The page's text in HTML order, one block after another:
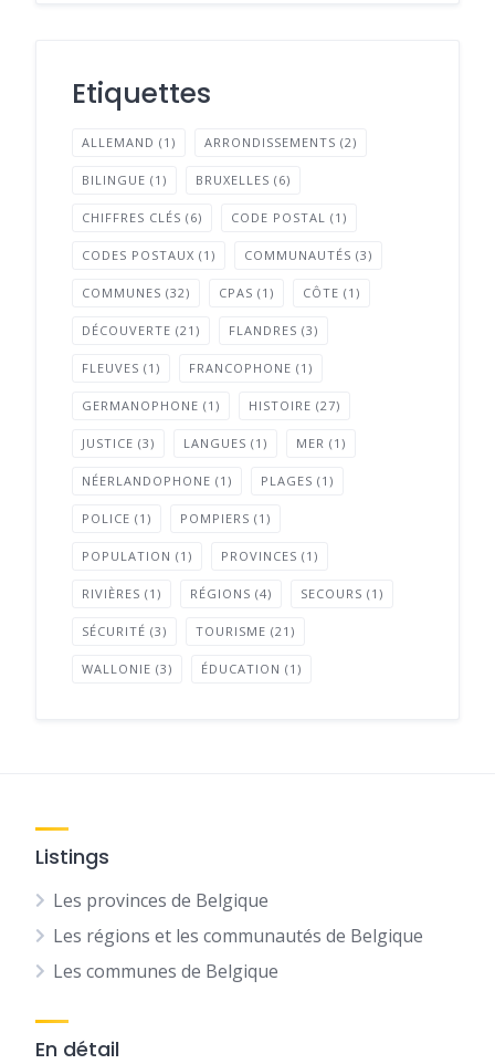
Etiquettes
ALLEMAND (1) ARRONDISSEMENTS (2)
BILINGUE (1) BRUXELLES (6)
CHIFFRES CLÉS (6) CODE POSTAL (1)
CODES POSTAUX (1) COMMUNAUTÉS (3)
COMMUNES (32) CPAS (1) CÔTE (1)
DÉCOUVERTE (21) FLANDRES (3)
FLEUVES (1) FRANCOPHONE (1)
GERMANOPHONE (1) HISTOIRE (27)
JUSTICE (3) LANGUES (1) MER (1)
NÉERLANDOPHONE (1) PLAGES (1)
POLICE (1) POMPIERS (1)
POPULATION (1) PROVINCES (1)
RIVIÈRES (1) RÉGIONS (4) SECOURS (1)
SÉCURITÉ (3) TOURISME (21)
WALLONIE (3) ÉDUCATION (1)
Listings
Les provinces de Belgique
Les régions et les communautés de Belgique
Les communes de Belgique
En détail